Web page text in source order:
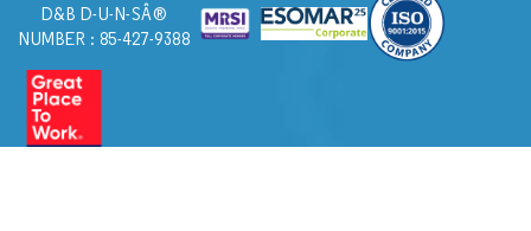
D&B D-U-N-SÂ®
NUMBER : 85-427-9388